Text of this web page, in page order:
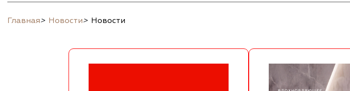
Главная> Новости> Новости